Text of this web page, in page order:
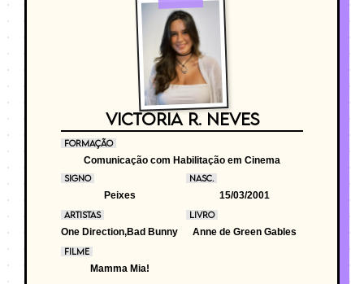
VICTORIA R. NEVES
FORMAÇÃO
Comunicação com Habilitação em Cinema
SIGNO
Peixes
NASC.
15/03/2001
ARTISTAS
One Direction,Bad Bunny
LIVRO
Anne de Green Gables
FILME
Mamma Mia!